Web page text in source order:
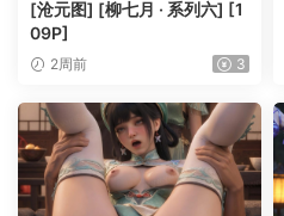
[沧元图] [柳七月 · 系列六] [1
09P]
2周前 3